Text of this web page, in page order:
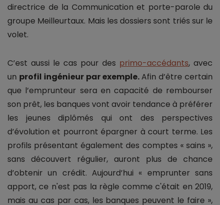
directrice de la Communication et porte-parole du
groupe Meilleurtaux. Mais les dossiers sont triés sur le
volet.
C’est aussi le cas pour des primo-accédants, avec
un profil ingénieur par exemple.Afin d’être certain
que l’emprunteur sera en capacité de rembourser
son prêt, les banques vont avoir tendance à préférer
les jeunes diplômés qui ont des perspectives
d’évolution et pourront épargner à court terme. Les
profils présentant également des comptes « sains »,
sans découvert régulier, auront plus de chance
d’obtenir un crédit. Aujourd’hui « emprunter sans
apport, ce n'est pas la règle comme c'était en 2019,
mais au cas par cas, les banques peuvent le faire »,